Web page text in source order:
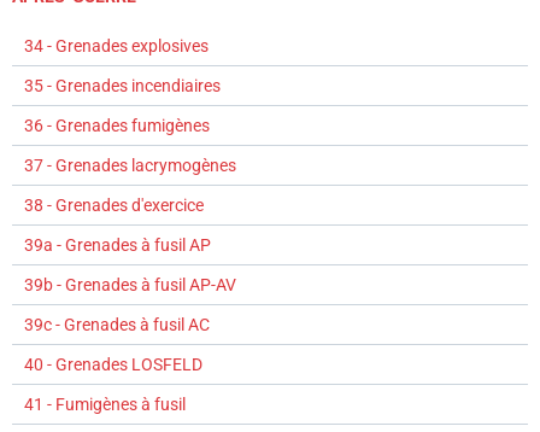
34 - Grenades explosives
35 - Grenades incendiaires
36 - Grenades fumigènes
37 - Grenades lacrymogènes
38 - Grenades d'exercice
39a - Grenades à fusil AP
39b - Grenades à fusil AP-AV
39c - Grenades à fusil AC
40 - Grenades LOSFELD
41 - Fumigènes à fusil